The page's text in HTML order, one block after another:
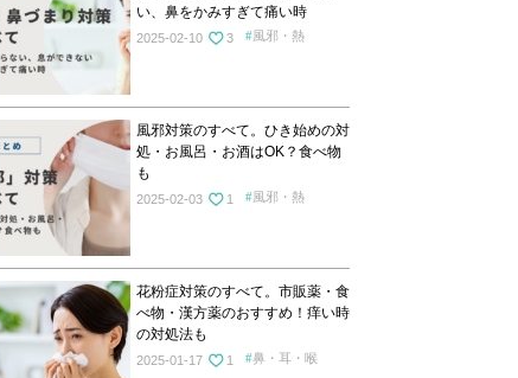
い、鼻をかみすぎて痛い時
2025-02-10 3 風邪・熱
風邪対策のすべて。ひき始めの対
処・お風呂・お酒はOK？食べ物
も
2025-02-03 1 風邪・熱
花粉症対策のすべて。市販薬・食
べ物・漢方薬のおすすめ！痒い時
の対処法も
2025-01-17 1 鼻・耳・喉